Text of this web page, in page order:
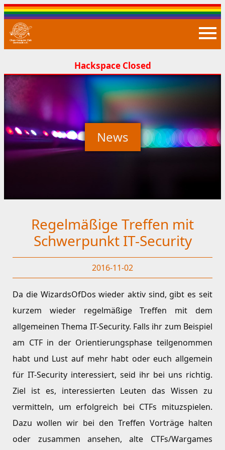
Closed
News
Regelmäßige Treffen mit
Schwerpunkt IT-Security
2016-11-02
Da die WizardsOfDos wieder aktiv sind, gibt es seit
kurzem wieder regelmäßige Treffen mit dem
allgemeinen Thema IT-Security. Falls ihr zum Beispiel
am CTF in der Orientierungsphase teilgenommen
habt und Lust auf mehr habt oder euch allgemein
für IT-Security interessiert, seid ihr bei uns richtig.
Ziel ist es, interessierten Leuten das Wissen zu
vermitteln, um erfolgreich bei CTFs mituzspielen.
Dazu wollen wir bei den Treffen Vorträge halten
oder zusammen ansehen, alte CTFs/Wargames